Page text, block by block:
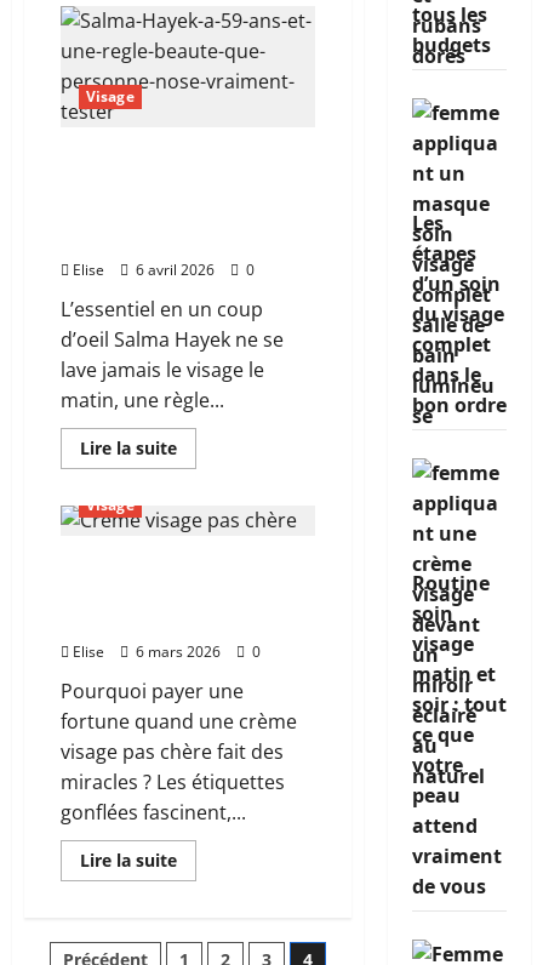
Maquillage
après
60
ans,
les
Visage
Elise 6 avril 2026 0
L’essentiel en un coup
d’oeil Salma Hayek ne se
lave jamais le visage le
matin, une règle...
Lire la suiteEn
savoir
Salma
Hayek
beauté
personne
n’ose
vraiment
tester
Visage
Elise 6 mars 2026 0
Pourquoi payer une
fortune quand une crème
visage pas chère fait des
miracles ? Les étiquettes
gonflées fascinent,...
Lire la suiteEn
savoir
visage
Précédent 1 2 3
4
tous les
budgets
Les
étapes
d’un soin
du visage
complet
dans le
bon ordre
Routine
soin
visage
matin et
soir : tout
ce que
votre
peau
attend
vraiment
de vous